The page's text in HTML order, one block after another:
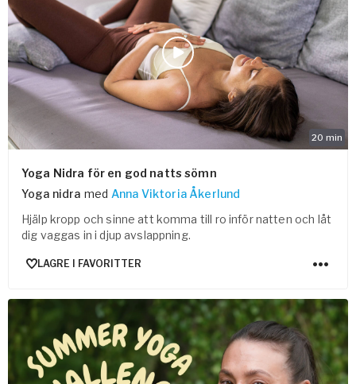
20 min
Yoga Nidra för en god natts sömn
Yoga nidra med Anna Viktoria Åkerlund
Hjälp kropp och sinne att komma till ro inför natten och låt
dig vaggas in i djup avslappning.
LAGRE I FAVORITTER